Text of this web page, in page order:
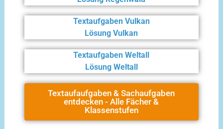
Textaufgaben Vulkan
Lösung Vulkan
Textaufgaben Weltall
Lösung Weltall
Textaufaufgaben & Sachaufgaben
entdecken - Alle Fächer &
Klassenstufen